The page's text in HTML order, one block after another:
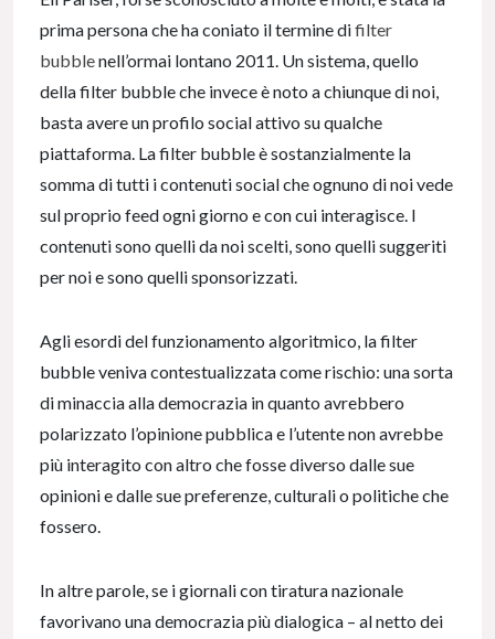
prima persona che ha coniato il termine difilter
bubblenell’ormai lontano 2011. Un sistema, quello
della filter bubble che invece è noto a chiunque di noi,
basta avere un profilo social attivo su qualche
piattaforma. La filter bubble è sostanzialmente la
somma di tutti i contenuti social che ognuno di noi vede
sul proprio feed ogni giorno e con cui interagisce. I
contenuti sono quelli da noi scelti, sono quelli suggeriti
per noi e sono quelli sponsorizzati.
Agli esordi del funzionamento algoritmico, la filter
bubble veniva contestualizzata come rischio: una sorta
di minaccia alla democrazia in quanto avrebbero
polarizzato l’opinione pubblica e l’utente non avrebbe
più interagito con altro che fosse diverso dalle sue
opinioni e dalle sue preferenze, culturali o politiche che
fossero.
In altre parole, se i giornali con tiratura nazionale
favorivano una democrazia più dialogica – al netto dei